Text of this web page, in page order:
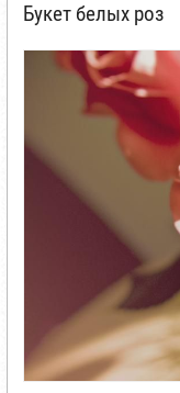
Букет белых роз